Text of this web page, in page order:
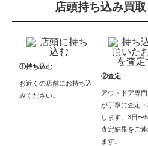
店頭持ち込み買
①持ち込む
お近くの店舗にお持ち込
みください。
②査定
アウトドア専
が丁寧に査定
します。3日〜
査定結果をご
ます。